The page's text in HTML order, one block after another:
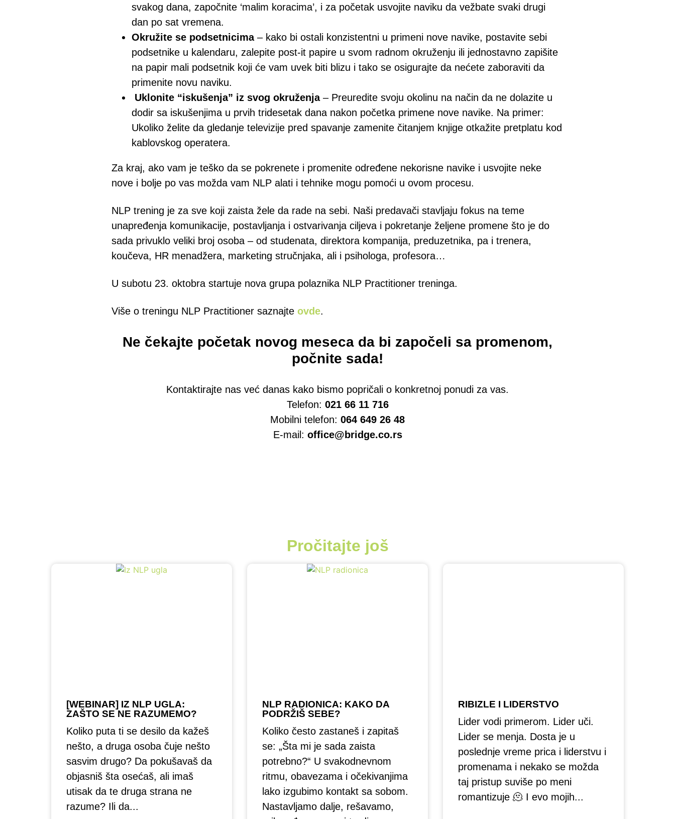
svakog dana, započnite ‘malim koracima’, i za početak usvojite naviku da vežbate svaki drugi
dan po sat vremena.
Okružite se podsetnicima– kako bi ostali konzistentni u primeni nove navike, postavite sebi
podsetnike u kalendaru, zalepite post-it papire u svom radnom okruženju ili jednostavno zapišite
na papir mali podsetnik koji će vam uvek biti blizu i tako se osigurajte da nećete zaboraviti da
primenite novu naviku.
Uklonite “iskušenja” iz svog okruženja– Preuredite svoju okolinu na način da ne dolazite u
dodir sa iskušenjima u prvih tridesetak dana nakon početka primene nove navike. Na primer:
Ukoliko želite da gledanje televizije pred spavanje zamenite čitanjem knjige otkažite pretplatu kod
kablovskog operatera.
Za kraj, ako vam je teško da se pokrenete i promenite određene nekorisne navike i usvojite neke
nove i bolje po vas možda vam NLP alati i tehnike mogu pomoći u ovom procesu.
NLP trening je za sve koji zaista žele da rade na sebi. Naši predavači stavljaju fokus na teme
unapređenja komunikacije, postavljanja i ostvarivanja ciljeva i pokretanje željene promene što je do
sada privuklo veliki broj osoba – od studenata, direktora kompanija, preduzetnika, pa i trenera,
koučeva, HR menadžera, marketing stručnjaka, ali i psihologa, profesora…
U subotu 23. oktobra startuje nova grupa polaznika NLP Practitioner treninga.
Više o treningu NLP Practitioner saznajte ovde.
Ne čekajte početak novog meseca da bi započeli sa promenom,
počnite sada!
Kontaktirajte nas već danas kako bismo popričali o konkretnoj ponudi za vas.
Telefon: 021 66 11 716
Mobilni telefon: 064 649 26 48
E-mail: office@bridge.co.rs
Pročitajte još
[WEBINAR] IZ NLP UGLA:
ZAŠTO SE NE RAZUMEMO?
Koliko puta ti se desilo da kažeš
nešto, a druga osoba čuje nešto
sasvim drugo? Da pokušavaš da
objasniš šta osećaš, ali imaš
utisak da te druga strana ne
razume? Ili da...
NLP RADIONICA: KAKO DA
PODRŽIŠ SEBE?
Koliko često zastaneš i zapitaš
se: „Šta mi je sada zaista
potrebno?“ U svakodnevnom
ritmu, obavezama i očekivanjima
lako izgubimo kontakt sa sobom.
Nastavljamo dalje, rešavamo,
RIBIZLE I LIDERSTVO
Lider vodi primerom. Lider uči.
Lider se menja. Dosta je u
poslednje vreme prica i liderstvu i
promenama i nekako se možda
taj pristup suviše po meni
romantizuje 🫠 I evo mojih...